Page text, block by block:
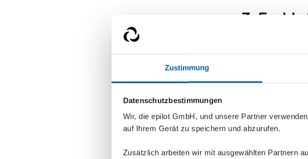
Zustimmung
Datenschutzbestimmungen
Wir, die epilot GmbH, und unsere Partner
auf Ihrem Gerät zu speichern und abzurufen.
Zusätzlich arbeiten wir mit ausgewählten Partnern
3.
Alterskohorten
Nachwuchs